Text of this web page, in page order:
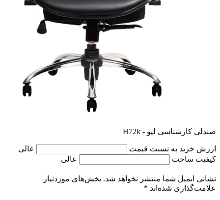
صندلی کارشناسی لیو - H72k
ارزش خرید به نسبت قیمت
عالی
کیفیت ساخت
عالی
نشانی ایمیل شما منتشر نخواهد شد. بخش‌های موردنیاز
علامت‌گذاری شده‌اند *